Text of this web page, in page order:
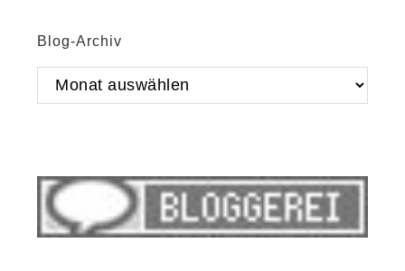
Blog-Archiv
Blog-
Archiv